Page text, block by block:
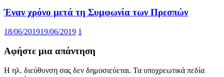
Έναν χρόνο μετά τη Συμφωνία των Πρεσπών
18/06/201919/06/2019 1
Αφήστε μια απάντηση
Η ηλ. διεύθυνση σας δεν δημοσιεύεται. Τα υποχρεωτικά πεδία